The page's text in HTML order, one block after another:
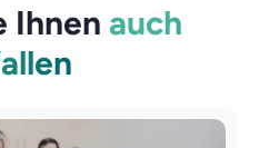
Ihnen auch